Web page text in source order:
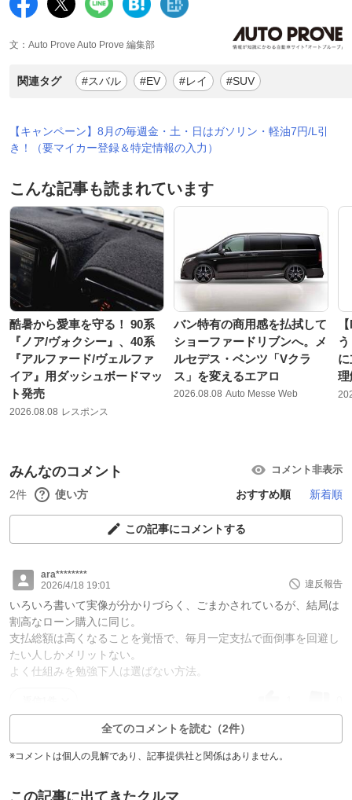
文：Auto Prove Auto Prove 編集部
関連タグ #スバル #EV #レイ #SUV
【キャンペーン】8月の毎週金・土・日はガソリン・軽油7円/L引
き！（要マイカー登録＆特定情報の入力）
こんな記事も読まれています
酷暑から愛車を守る！ 90系
『ノア/ヴォクシー』、40系
『アルファード/ヴェルファ
イア』用ダッシュボードマッ
ト発売
2026.08.08 レスポンス
バン特有の商用感を払拭して
ショーファードリブンへ。メ
ルセデス・ベンツ「Vクラ
ス」を変えるエアロ
2026.08.08 Auto Messe Web
理
みんなのコメント コメント非表示
2件 使い方 おすすめ順 新着順
この記事にコメントする
ara********
2026/4/18 19:01
違反報告
いろいろ書いて実像が分かりづらく、ごまかされているが、結局は
割高なローン購入に同じ。
支払総額は高くなることを覚悟で、毎月一定支払で面倒事を回避し
たい人しかメリットない。
よく仕組みを勉強下人は選ばない方法。
全てのコメントを読む（2件）
※コメントは個人の見解であり、記事提供社と関係はありません。
この記事に出てきたクルマ